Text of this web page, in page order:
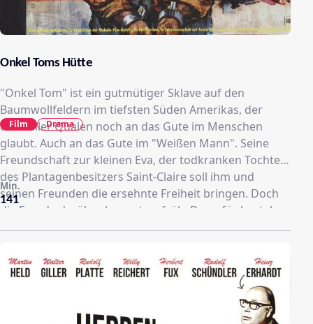
Onkel Toms Hütte
"Onkel Tom" ist ein gutmütiger Sklave auf den
Baumwollfeldern im tiefsten Süden Amerikas, der
trotz aller Qualen noch an das Gute im Menschen
glaubt. Auch an das Gute im "Weißen Mann". Seine
Freundschaft zur kleinen Eva, der todkranken Tochter
des Plantagenbesitzers Saint-Claire soll ihm und
seinen Freunden die ersehnte Freiheit bringen. Doch
die Freude darüber kommt zu früh. Denn für brutale
Sklavenhändler ist der "schwarze Mann" nicht mehr
fesselt..
141
Min.
Film Drama